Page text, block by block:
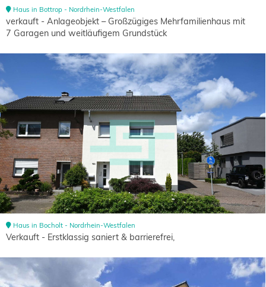
Haus in Bottrop - Nordrhein-Westfalen
verkauft - Anlageobjekt – Großzügiges Mehrfamilienhaus mit
7 Garagen und weitläufigem Grundstück
Haus in Bocholt - Nordrhein-Westfalen
Verkauft - Erstklassig saniert & barrierefrei,